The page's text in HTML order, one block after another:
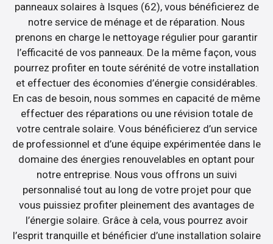
panneaux solaires à Isques (62), vous bénéficierez de
notre service de ménage et de réparation. Nous
prenons en charge le nettoyage régulier pour garantir
l’efficacité de vos panneaux. De la même façon, vous
pourrez profiter en toute sérénité de votre installation
et effectuer des économies d’énergie considérables.
En cas de besoin, nous sommes en capacité de même
effectuer des réparations ou une révision totale de
votre centrale solaire. Vous bénéficierez d’un service
de professionnel et d’une équipe expérimentée dans le
domaine des énergies renouvelables en optant pour
notre entreprise. Nous vous offrons un suivi
personnalisé tout au long de votre projet pour que
vous puissiez profiter pleinement des avantages de
l’énergie solaire. Grâce à cela, vous pourrez avoir
l’esprit tranquille et bénéficier d’une installation solaire